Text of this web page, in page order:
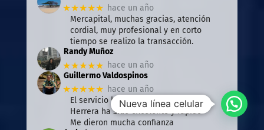
★★★★★ hace un año
Mercapital, muchas gracias, atención
cordial, muy profesional y en corto
tiempo se realizo la transacción.
Randy Muñoz
★★★★★ hace un año
Guillermo Valdospinos
★★★★★ hace un año
El servicio brindado por Camila
Herrera ha sido excelente y rápido
Me dieron mucha confianza
Nueva línea celular